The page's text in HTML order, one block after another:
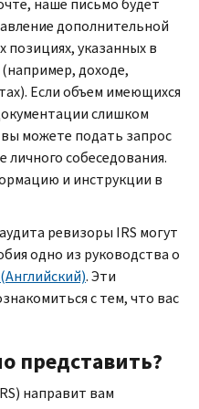
дополнительной
указанных в
доходе,
Если объем имеющихся
слишком
можете подать запрос
собеседования.
и инструкции в
ревизоры IRS могут
одно из руководства о
. Эти
с тем, что вас
представить?
) направит вам